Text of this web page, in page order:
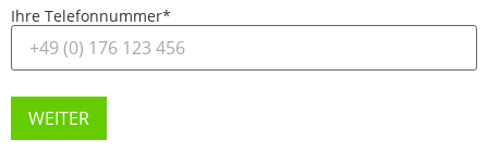
Ihre Telefonnummer*
WEITER